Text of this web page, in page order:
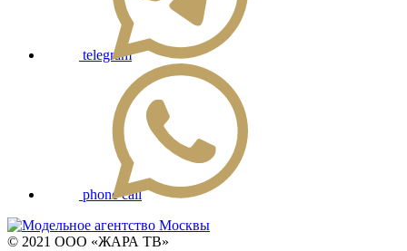
telegram
phone call
© 2021 ООО «ЖАРА ТВ»